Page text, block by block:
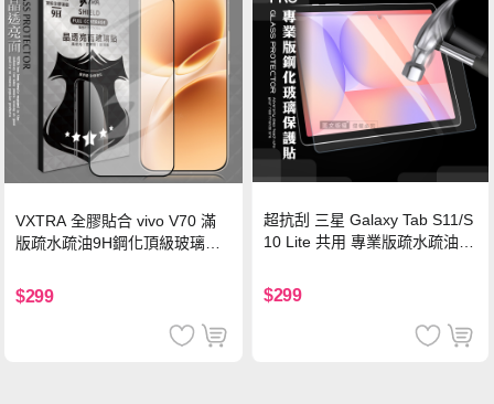
VXTRA 全膠貼合 vivo V70 滿
版疏水疏油9H鋼化頂級玻璃貼
$299
超抗刮 三星 Galaxy Tab S11/S
10 Lite 共用 專業版疏水疏油9
$299